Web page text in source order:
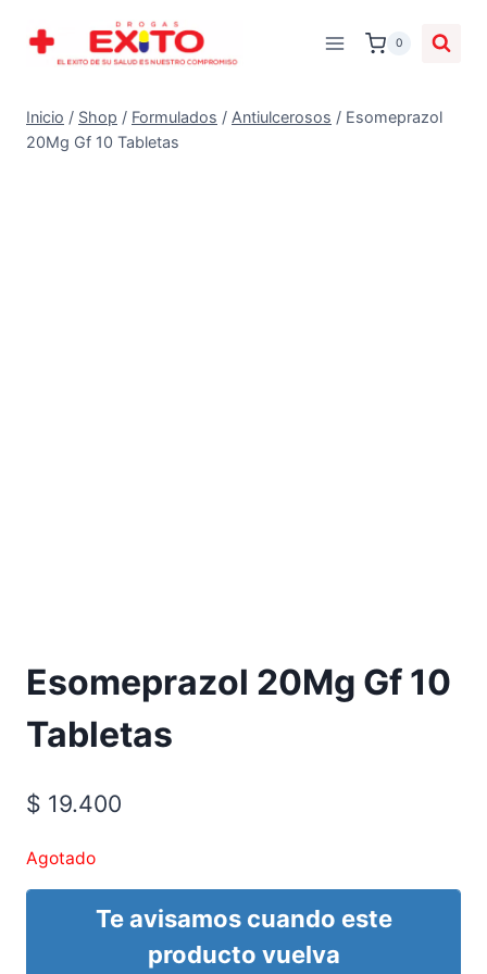
0
Inicio / Shop / Formulados / Antiulcerosos / Esomeprazol
20Mg Gf 10 Tabletas
Esomeprazol 20Mg Gf 10
Tabletas
$ 19.400
Agotado
Te avisamos cuando este
producto vuelva